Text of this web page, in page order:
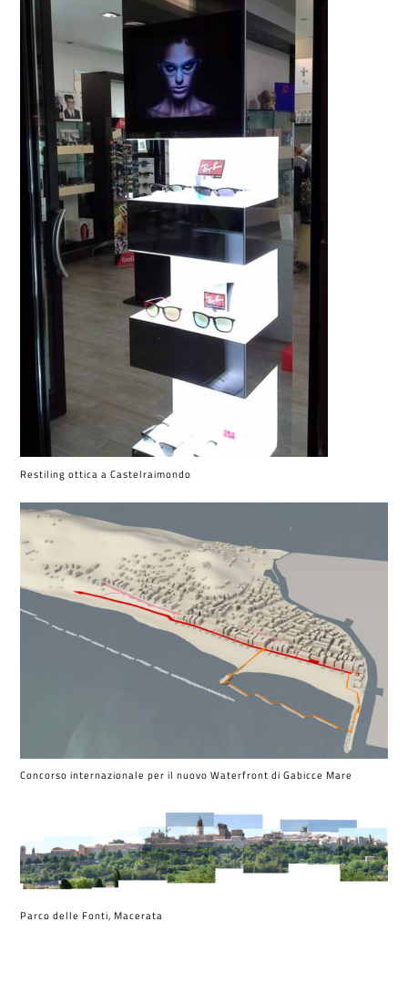
Restiling ottica a Castelraimondo
Concorso internazionale per il nuovo Waterfront di Gabicce Mare
Parco delle Fonti, Macerata